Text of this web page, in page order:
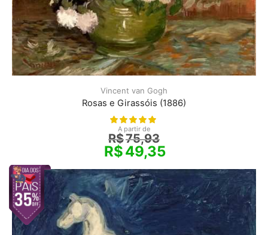
Vincent van Gogh
Rosas e Girassóis (1886)
A partir de
R$75,93
R$49,35